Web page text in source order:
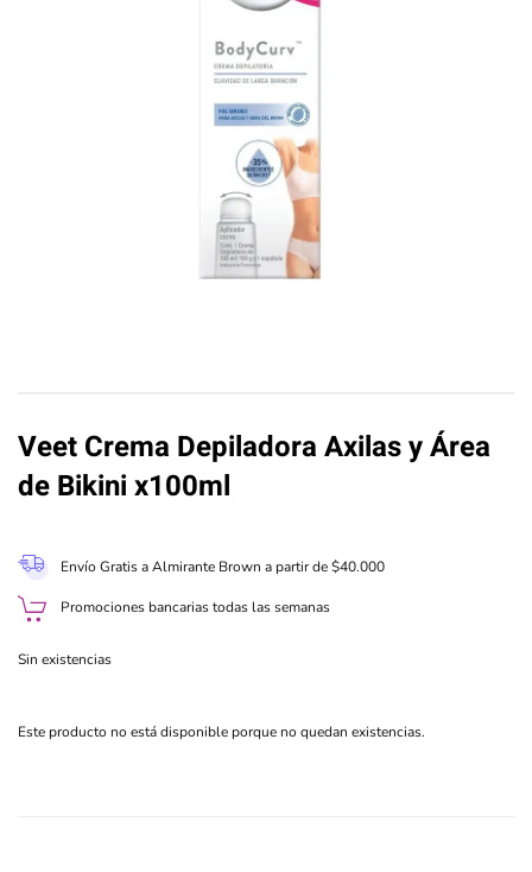
Veet Crema Depiladora Axilas y Área
de Bikini x100ml
Envío Gratis a Almirante Brown a partir de $40.000
Promociones bancarias todas las semanas
Sin existencias
Este producto no está disponible porque no quedan existencias.